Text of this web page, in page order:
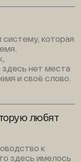
которая
нет места
и своё слово.
любят
к
здесь имелось